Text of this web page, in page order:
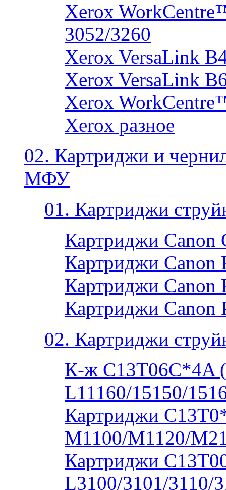
Xerox
3052/3260
Xerox VersaLink
Xerox VersaLink
Xerox
Xerox разное
02. Картриджи и
МФУ
01. Картриджи
Картриджи Canon
Картриджи Canon
Картриджи Canon
Картриджи Canon
02. Картриджи
К-ж
L11160/15150/
Картриджи
M1100/M1120/
Картриджи
L3100/3101/3110/